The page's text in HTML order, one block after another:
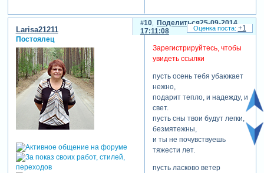
Поделиться
10
25-09-2014
17:11:08
Larisa21211
Постоялец
Зарегистрируйтесь, чтобы
увидеть ссылки
пусть осень тебя убаюкает
нежно,
подарит тепло, и надежду, и
свет.
пусть сны твои будут легки,
безмятежны,
и ты не почувствуешь
тяжести лет.
пусть ласково ветер
+1